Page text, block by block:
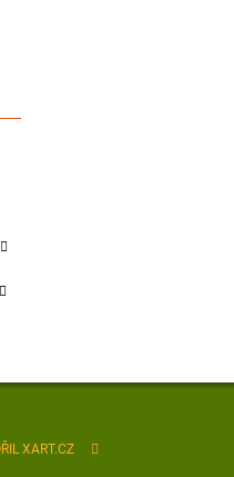
XART.CZ